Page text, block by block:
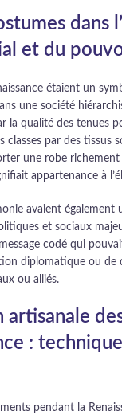
dans
et du
étaient un
une société
la qualité des tenues
classes par des tissus
une robe
appartenance à
avaient également
et sociaux
codé qui
diplomatique ou de
ou alliés.
artisanale
:
pendant la